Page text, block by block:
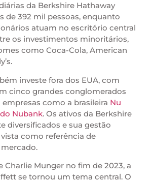
da Berkshire Hathaway
de 392 mil pessoas, enquanto
atuam no escritório central
os investimentos minoritários,
como Coca-Cola, American
investe fora dos EUA, com
cinco grandes conglomerados
empresas como a brasileira Nu
Nubank. Os ativos da Berkshire
diversificados e sua gestão
como referência de
Charlie Munger no fim de 2023, a
se tornou um tema central. O